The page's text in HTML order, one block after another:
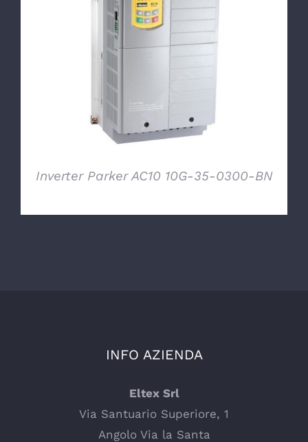
Inverter Parker AC10 10G-35-0300-BN
INFO AZIENDA
Eltex Srl
Via Santuario Superiore, 1
Angolo Via la Santa